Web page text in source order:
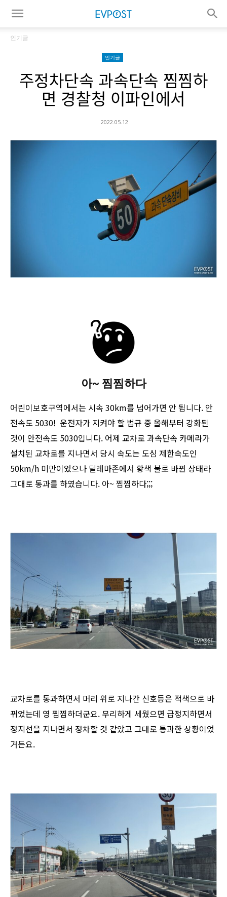
인기글
인기글
주정차단속 과속단속 찜찜하
면 경찰청 이파인에서
2022.05.12
아~ 찜찜하다
어린이보호구역에서는 시속 30km를 넘어가면 안 됩니다. 안
전속도 5030! 운전자가 지켜야 할 법규 중 올해부터 강화된
것이 안전속도 5030입니다. 어제 교차로 과속단속 카메라가
설치된 교차로를 지나면서 당시 속도는 도심 제한속도인
50km/h 미만이었으나 딜레마존에서 황색 불로 바뀐 상태라
그대로 통과를 하였습니다. 아~ 찜찜하다;;;
교차로를 통과하면서 머리 위로 지나간 신호등은 적색으로 바
뀌었는데 영 찜찜하더군요. 무리하게 세웠으면 급정지하면서
정지선을 지나면서 정차할 것 같았고 그대로 통과한 상황이었
거든요.